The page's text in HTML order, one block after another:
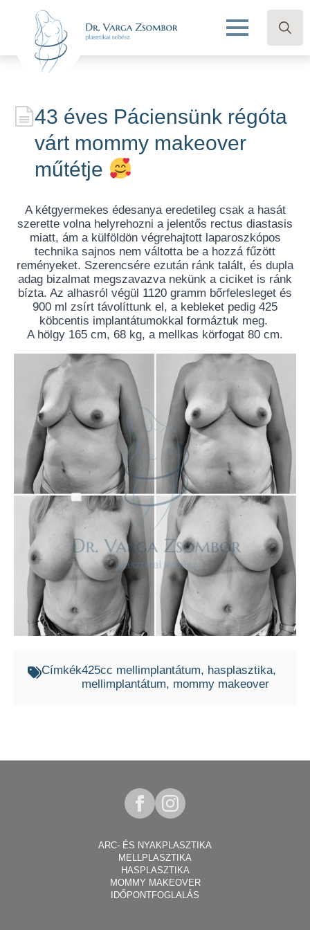
43 éves Páciensünk régóta
várt mommy makeover
műtétje
A kétgyermekes édesanya eredetileg csak a hasát
szerette volna helyrehozni a jelentős rectus diastasis
miatt, ám a külföldön végrehajtott laparoszkópos
technika sajnos nem váltotta be a hozzá fűzött
reményeket. Szerencsére ezután ránk talált, és dupla
adag bizalmat megszavazva nekünk a ciciket is ránk
bízta. Az alhasról végül 1120 gramm bőrfelesleget és
900 ml zsírt távolíttunk el, a kebleket pedig 425
köbcentis implantátumokkal formáztuk meg.
A hölgy 165 cm, 68 kg, a mellkas körfogat 80 cm.
Címkék425cc mellimplantátum
hasplasztika
mellimplantátum
mommy makeover
ARC- ÉS NYAKPLASZTIKA
MELLPLASZTIKA
HASPLASZTIKA
MOMMY MAKEOVER
IDŐPONTFOGLALÁS